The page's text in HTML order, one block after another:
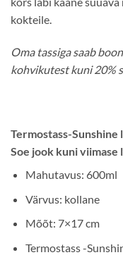
kokteile.
Oma tassiga saab
kohvikutest kuni 20%
Termostass-Sunshine
Soe jook kuni viimase
Mahutavus: 600ml
Värvus: kollane
Mõõt: 7×17 cm
Termostass -